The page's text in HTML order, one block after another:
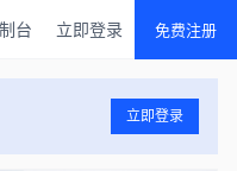
台 立即登录 免费注册
立即登录